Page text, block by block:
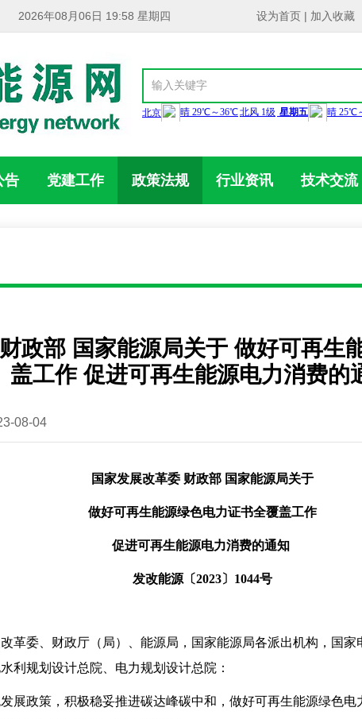
2026年08月06日 19:58 星期四 设为首页 | 加入收藏
告 党建工作 政策法规 行业资讯 技术交流
政部 国家能源局关于 做好可再生
盖工作 促进可再生能源电力消费的
08-04
国家发展改革委 财政部 国家能源局关于
做好可再生能源绿色电力证书全覆盖工作
促进可再生能源电力消费的通知
发改能源〔2023〕1044号
革委、财政厅（局）、能源局，国家能源局各派出机构，国
利规划设计总院、电力规划设计总院：
政策，积极稳妥推进碳达峰碳中和，做好可再生能源绿色电